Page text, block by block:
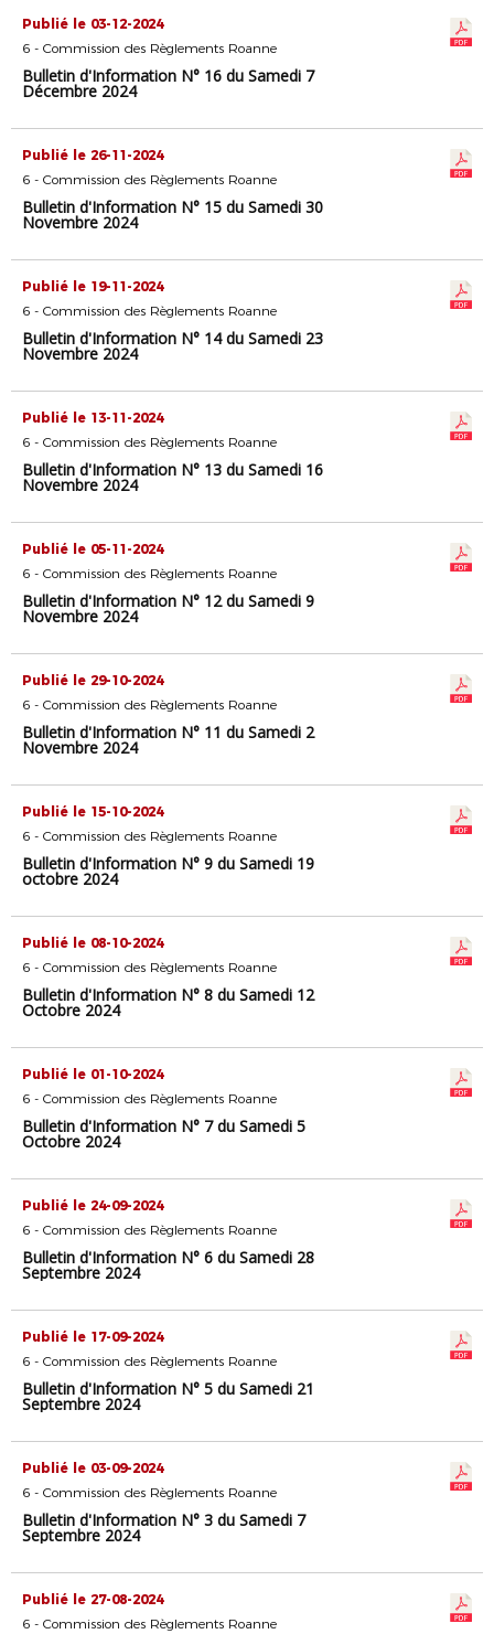
Publié le 03-12-2024
6 - Commission des Règlements Roanne
Bulletin d'Information N° 16 du Samedi 7
Décembre 2024
Publié le 26-11-2024
6 - Commission des Règlements Roanne
Bulletin d'Information N° 15 du Samedi 30
Novembre 2024
Publié le 19-11-2024
6 - Commission des Règlements Roanne
Bulletin d'Information N° 14 du Samedi 23
Novembre 2024
Publié le 13-11-2024
6 - Commission des Règlements Roanne
Bulletin d'Information N° 13 du Samedi 16
Novembre 2024
Publié le 05-11-2024
6 - Commission des Règlements Roanne
Bulletin d'Information N° 12 du Samedi 9
Novembre 2024
Publié le 29-10-2024
6 - Commission des Règlements Roanne
Bulletin d'Information N° 11 du Samedi 2
Novembre 2024
Publié le 15-10-2024
6 - Commission des Règlements Roanne
Bulletin d'Information N° 9 du Samedi 19
octobre 2024
Publié le 08-10-2024
6 - Commission des Règlements Roanne
Bulletin d'Information N° 8 du Samedi 12
Octobre 2024
Publié le 01-10-2024
6 - Commission des Règlements Roanne
Bulletin d'Information N° 7 du Samedi 5
Octobre 2024
Publié le 24-09-2024
6 - Commission des Règlements Roanne
Bulletin d'Information N° 6 du Samedi 28
Septembre 2024
Publié le 17-09-2024
6 - Commission des Règlements Roanne
Bulletin d'Information N° 5 du Samedi 21
Septembre 2024
Publié le 03-09-2024
6 - Commission des Règlements Roanne
Bulletin d'Information N° 3 du Samedi 7
Septembre 2024
Publié le 27-08-2024
6 - Commission des Règlements Roanne